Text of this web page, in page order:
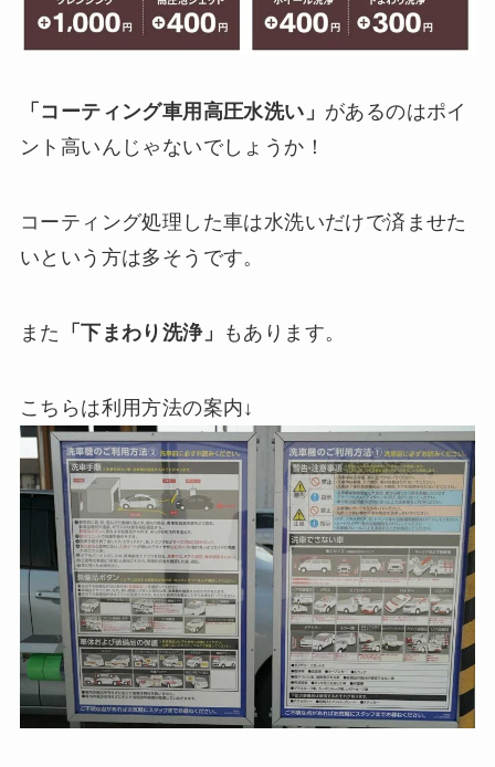
「コーティング車用高圧水洗い」 があるのはポイ
ント高いんじゃないでしょうか！
コーティング処理した車は水洗いだけで済ませた
いという方は多そうです。
また 「下まわり洗浄」 もあります。
こちらは利用方法の案内↓